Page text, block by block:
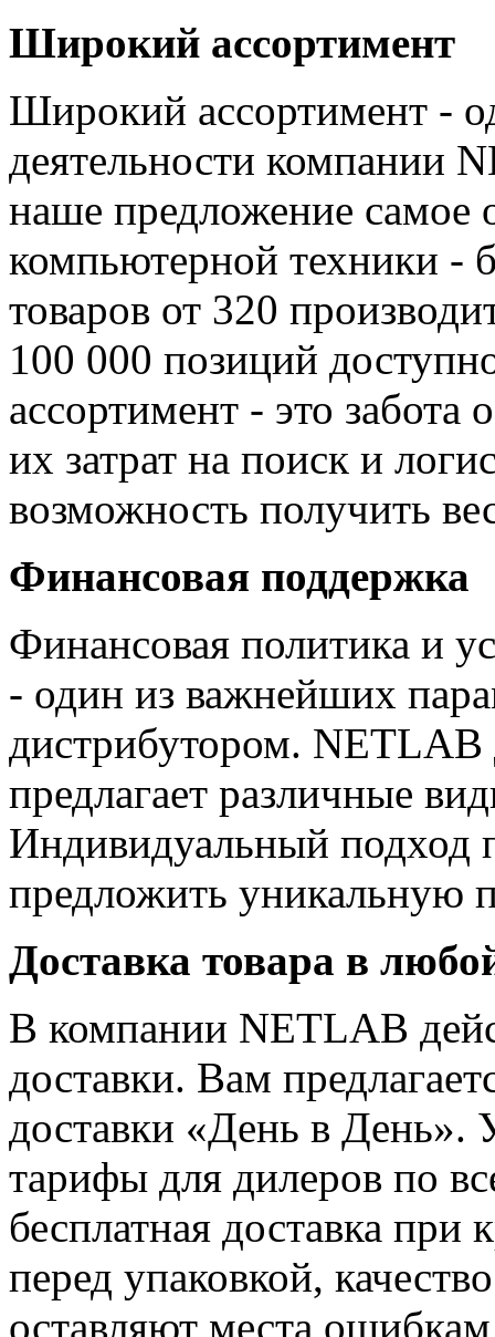
Широкий ассортимент
Широкий ассортимент -
деятельности компании
наше предложение самое
компьютерной техники -
товаров от 320
100 000 позиций
ассортимент - это
их затрат на поиск и
возможность получить
Финансовая поддержка
Финансовая политика и
- один из важнейших
дистрибутором. NETLAB
предлагает различные
Индивидуальный подход
предложить уникальную
Доставка товара в
В компании NETLAB
доставки. Вам
доставки «День в День».
тарифы для дилеров по
бесплатная доставка при
перед упаковкой,
оставляют места